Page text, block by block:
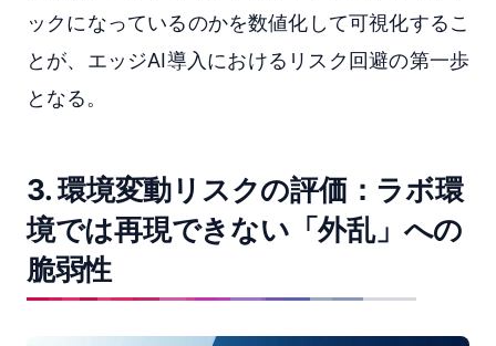
ックになっているのかを数値化して可視化するこ
とが、エッジAI導入におけるリスク回避の第一歩
となる。
3. 環境変動リスクの評価：ラボ環
境では再現できない「外乱」への
脆弱性